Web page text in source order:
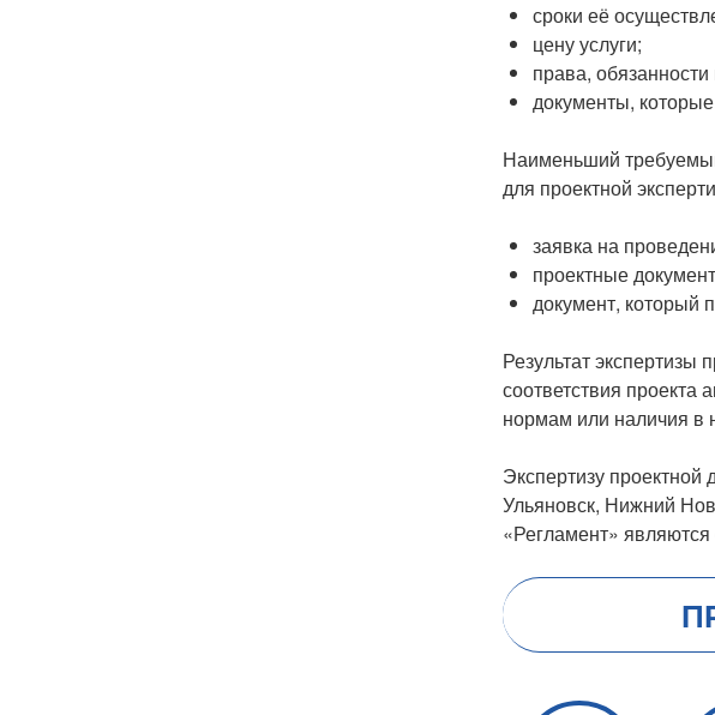
сроки её
цену услуги;
права,
документы,
Наименьший
для проектной
заявка на
проектные
документ, который
Результат
соответствия проекта
нормам или наличия в
Экспертизу
Ульяновск, Нижний
«Регламент» являются